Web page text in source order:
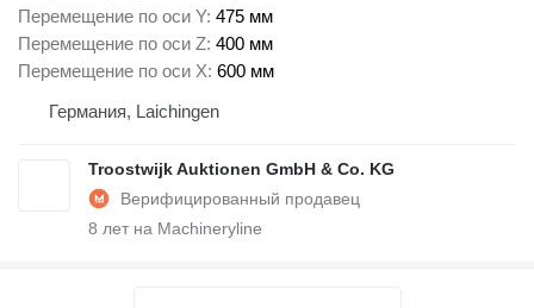
Перемещение по оси Y 475 мм
Перемещение по оси Z 400 мм
Перемещение по оси X 600 мм
Германия, Laichingen
Troostwijk Auktionen GmbH & Co. KG
8 лет на Machineryline